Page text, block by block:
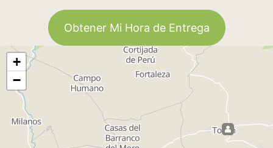
Obtener Mi Hora de Entrega
+
−